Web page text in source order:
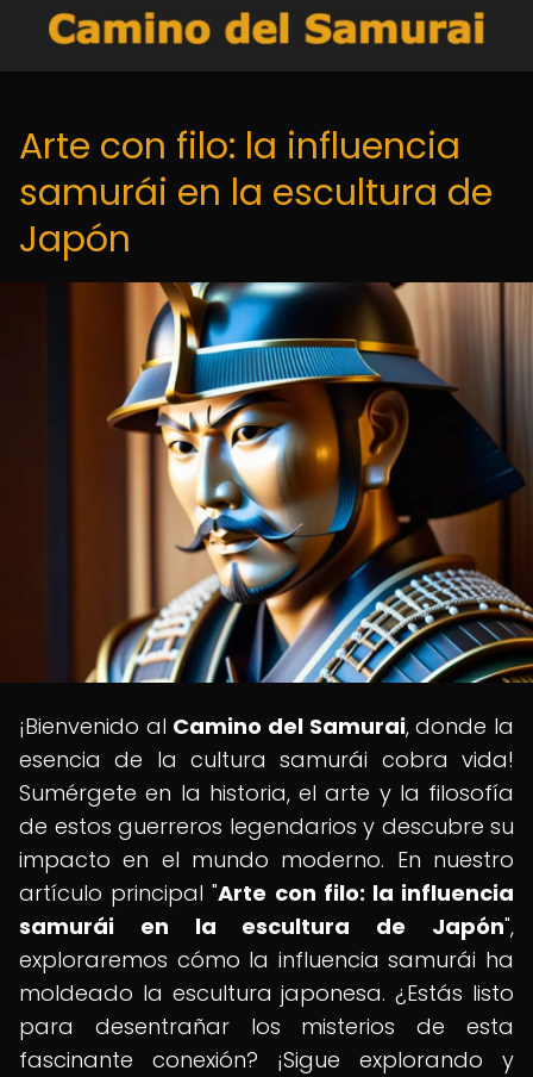
Arte con filo: la influencia
samurái en la escultura de
Japón
¡Bienvenido al Camino del Samurai, donde la
esencia de la cultura samurái cobra vida!
Sumérgete en la historia, el arte y la filosofía
de estos guerreros legendarios y descubre su
impacto en el mundo moderno. En nuestro
artículo principal "Arte con filo: la influencia
samurái en la escultura de Japón",
exploraremos cómo la influencia samurái ha
moldeado la escultura japonesa. ¿Estás listo
para desentrañar los misterios de esta
fascinante conexión? ¡Sigue explorando y